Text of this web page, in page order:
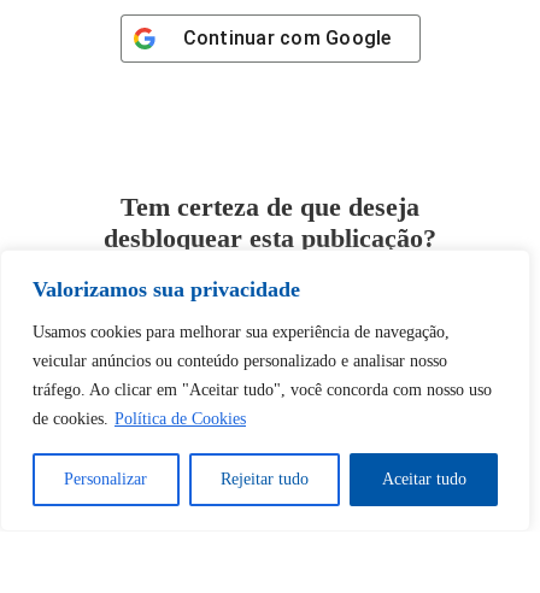
Valorizamos sua privacidade
Usamos cookies para melhorar sua experiência de navegação,
veicular anúncios ou conteúdo personalizado e analisar nosso
tráfego. Ao clicar em "Aceitar tudo", você concorda com nosso uso
de cookies. Política de Cookies
Personalizar Rejeitar tudo Aceitar tudo
Continuar com Google
Tem certeza de que deseja
desbloquear esta publicação?